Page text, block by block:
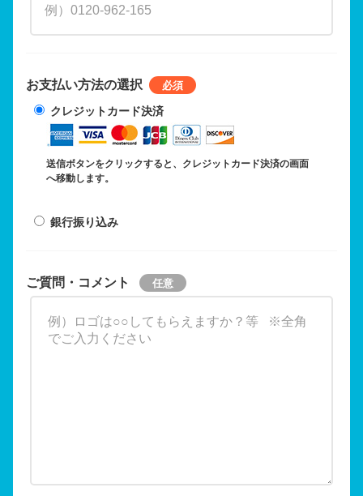
お支払い方法の選択
クレジットカード決済
送信ボタンをクリックすると、クレジットカード決済の画面
へ移動します。
銀行振り込み
ご質問・コメント